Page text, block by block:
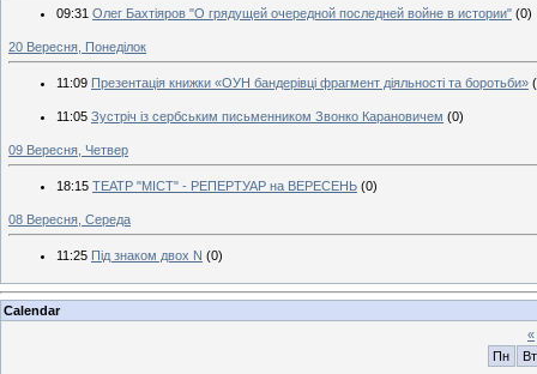
09:31 Олег Бахтіяров "О грядущей очередной последней войне в истории" (0)
20 Вересня, Понеділок
11:09 Презентація книжки «ОУН бандерівці фрагмент діяльності та боротьби»
11:05 Зустріч із сербським письменником Звонко Карановичем (0)
09 Вересня, Четвер
18:15 ТЕАТР "МІСТ" - РЕПЕРТУАР на ВЕРЕСЕНЬ (0)
08 Вересня, Середа
11:25 Під знаком двох N (0)
Calendar
«
Пн
Вт